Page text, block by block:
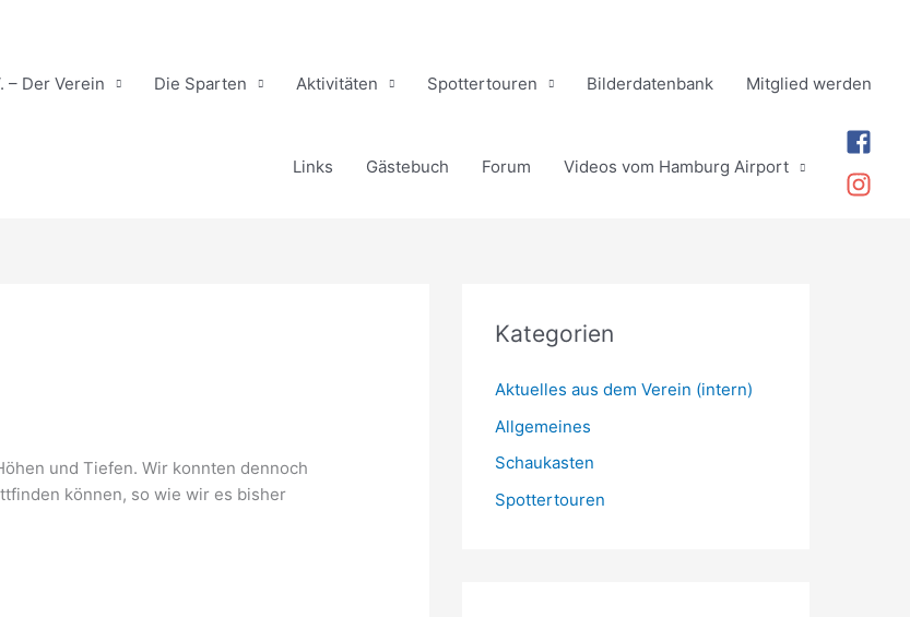
– Der Verein Die Sparten Aktivitäten Spottertouren Bilderdatenbank Mitglied werden
Links Gästebuch Forum Videos vom Hamburg Airport
und Tiefen. Wir konnten dennoch
können, so wie wir es bisher
Kategorien
Aktuelles aus dem Verein (intern)
Allgemeines
Schaukasten
Spottertouren